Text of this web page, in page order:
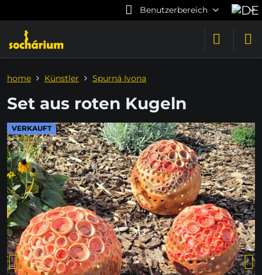
Benutzerbereich
VERKAUFT
home Künstler Spurná Ivona
Set aus roten Kugeln